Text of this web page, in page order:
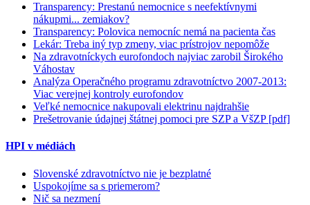
Transparency: Prestanú nemocnice s neefektívnymi
nákupmi... zemiakov?
Transparency: Polovica nemocníc nemá na pacienta čas
Lekár: Treba iný typ zmeny, viac prístrojov nepomôže
Na zdravotníckych eurofondoch najviac zarobil Širokého
Váhostav
Analýza Operačného programu zdravotníctvo 2007-2013:
Viac verejnej kontroly eurofondov
Veľké nemocnice nakupovali elektrinu najdrahšie
Prešetrovanie údajnej štátnej pomoci pre SZP a VšZP [pdf]
HPI v médiách
Slovenské zdravotníctvo nie je bezplatné
Uspokojíme sa s priemerom?
Nič sa nezmení